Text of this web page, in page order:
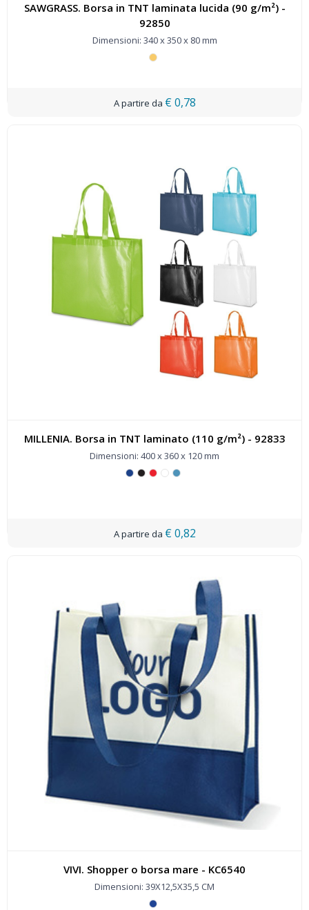
SAWGRASS. Borsa in TNT laminata lucida (90 g/m²) -
92850
Dimensioni: 340 x 350 x 80 mm
€ 0,78
MILLENIA. Borsa in TNT laminato (110 g/m²) - 92833
Dimensioni: 400 x 360 x 120 mm
€ 0,82
VIVI. Shopper o borsa mare - KC6540
Dimensioni: 39X12,5X35,5 CM